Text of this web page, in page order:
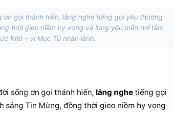
gọi thánh hiến, lắng nghe tiếng gọi yêu thương
thời gieo niềm hy vọng và lòng yêu mến nơi tâm
Kitô – vị Mục Tử nhân lành.
sống ơn gọi thánh hiến, lắng nghe
sáng Tin Mừng, đồng thời gieo niềm hy vọng